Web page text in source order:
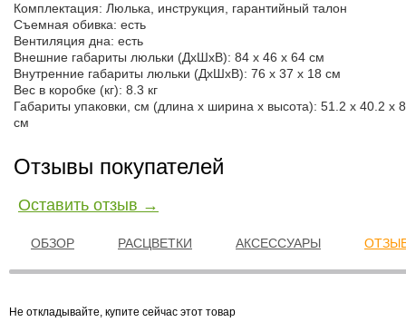
Комплектация: Люлька, инструкция, гарантийный талон
Съемная обивка: есть
Вентиляция дна: есть
Внешние габариты люльки (ДхШхВ): 84 х 46 х 64 см
Внутренние габариты люльки (ДхШxB): 76 х 37 х 18 см
Вес в коробке (кг): 8.3 кг
Габариты упаковки, см (длина x ширина x высота): 51.2 x 40.2 x
см
Отзывы покупателей
Оставить отзыв →
ОБЗОР РАСЦВЕТКИ АКСЕССУАРЫ
Не откладывайте, купите сейчас этот товар